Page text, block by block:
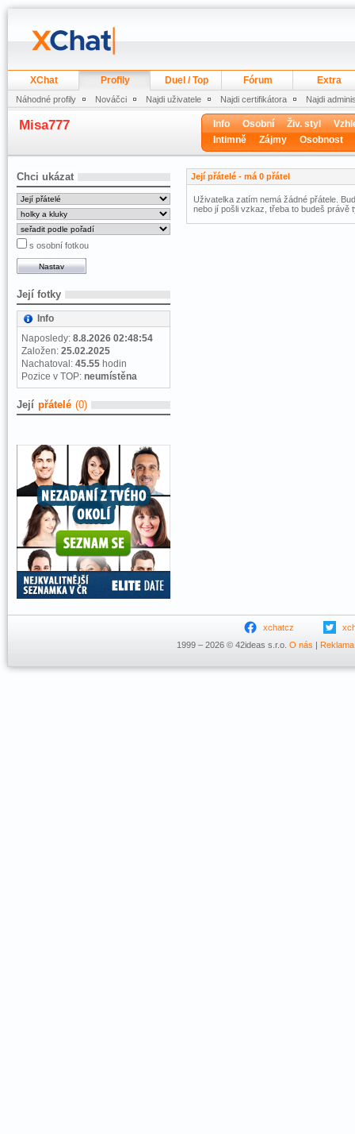
XChat Profily Duel / Top Fórum Extra
Náhodné profily Nováčci Najdi uživatele Najdi certifikátora Najdi
Misa777 Info Osobní Živ. styl
Intimně
Zájmy Osobnost
Chci ukázat
s osobní fotkou
Její fotky
Info
Naposledy: 8.8.2026 02:48:54
Založen: 25.02.2025
Nachatoval: 45.55 hodin
Pozice v TOP: neumístěna
Její přátelé (0)
Její přátelé - má 0 přátel
Uživatelka zatím nemá žádné přátele.
nebo jí pošli vzkaz, třeba to budeš právě
xchatcz
1999 – 2026 © 42ideas s.r.o. O nás | Reklama